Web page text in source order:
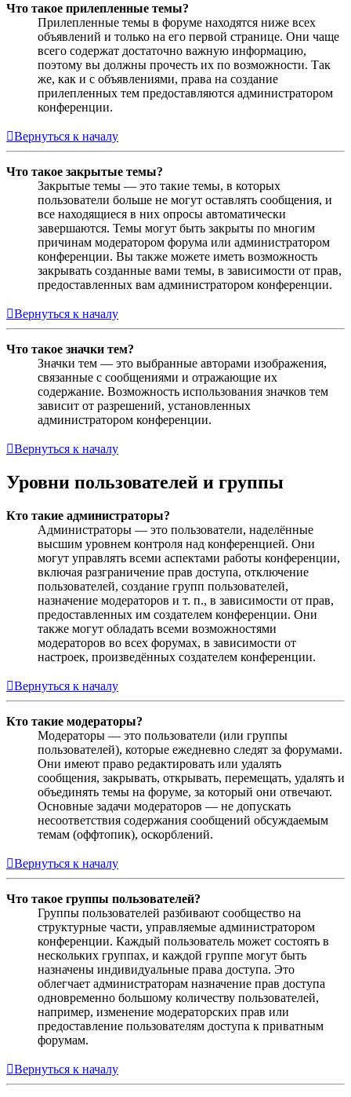
Что такое прилепленные темы?
Прилепленные темы в форуме находятся ниже всех
объявлений и только на его первой странице. Они чаще
всего содержат достаточно важную информацию,
поэтому вы должны прочесть их по возможности. Так
же, как и с объявлениями, права на создание
прилепленных тем предоставляются администратором
конференции.
Вернуться к началу
Что такое закрытые темы?
Закрытые темы — это такие темы, в которых
пользователи больше не могут оставлять сообщения, и
все находящиеся в них опросы автоматически
завершаются. Темы могут быть закрыты по многим
причинам модератором форума или администратором
конференции. Вы также можете иметь возможность
закрывать созданные вами темы, в зависимости от прав,
предоставленных вам администратором конференции.
Вернуться к началу
Что такое значки тем?
Значки тем — это выбранные авторами изображения,
связанные с сообщениями и отражающие их
содержание. Возможность использования значков тем
зависит от разрешений, установленных
администратором конференции.
Вернуться к началу
Уровни пользователей и группы
Кто такие администраторы?
Администраторы — это пользователи, наделённые
высшим уровнем контроля над конференцией. Они
могут управлять всеми аспектами работы конференции,
включая разграничение прав доступа, отключение
пользователей, создание групп пользователей,
назначение модераторов и т. п., в зависимости от прав,
предоставленных им создателем конференции. Они
также могут обладать всеми возможностями
модераторов во всех форумах, в зависимости от
настроек, произведённых создателем конференции.
Вернуться к началу
Кто такие модераторы?
Модераторы — это пользователи (или группы
пользователей), которые ежедневно следят за форумами.
Они имеют право редактировать или удалять
сообщения, закрывать, открывать, перемещать, удалять и
объединять темы на форуме, за который они отвечают.
Основные задачи модераторов — не допускать
несоответствия содержания сообщений обсуждаемым
темам (оффтопик), оскорблений.
Вернуться к началу
Что такое группы пользователей?
Группы пользователей разбивают сообщество на
структурные части, управляемые администратором
конференции. Каждый пользователь может состоять в
нескольких группах, и каждой группе могут быть
назначены индивидуальные права доступа. Это
облегчает администраторам назначение прав доступа
одновременно большому количеству пользователей,
например, изменение модераторских прав или
предоставление пользователям доступа к приватным
форумам.
Вернуться к началу